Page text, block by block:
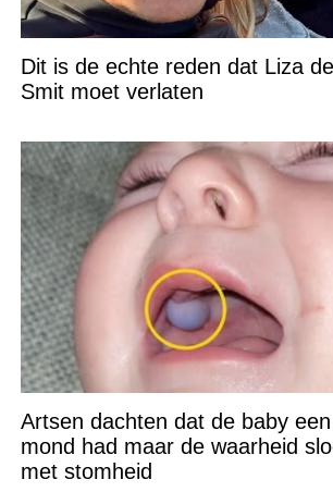
Dit is de echte reden dat Liza
Smit moet verlaten
Artsen dachten dat de baby
mond had maar de waarheid
met stomheid